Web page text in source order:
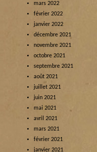
mars 2022
février 2022
janvier 2022
décembre 2021
novembre 2021
octobre 2021
septembre 2021
août 2021
juillet 2021
juin 2021
mai 2021
avril 2021
mars 2021
février 2021
janvier 2021